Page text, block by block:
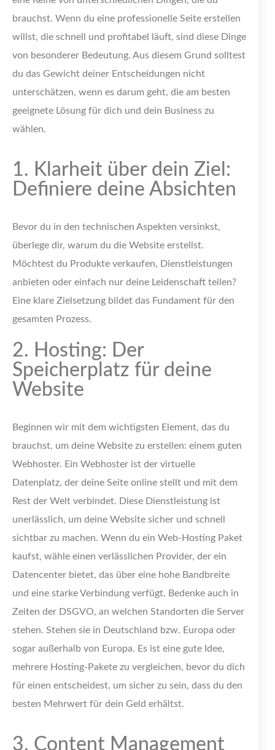
brauchst. Wenn du eine professionelle Seite erstellen
willst, die schnell und profitabel läuft, sind diese Dinge
von besonderer Bedeutung. Aus diesem Grund solltest
du das Gewicht deiner Entscheidungen nicht
unterschätzen, wenn es darum geht, die am besten
geeignete Lösung für dich und dein Business zu
wählen.
1. Klarheit über dein Ziel:
Definiere deine Absichten
Bevor du in den technischen Aspekten versinkst,
überlege dir, warum du die Website erstellst.
Möchtest du Produkte verkaufen, Dienstleistungen
anbieten oder einfach nur deine Leidenschaft teilen?
Eine klare Zielsetzung bildet das Fundament für den
gesamten Prozess.
2. Hosting: Der
Speicherplatz für deine
Website
Beginnen wir mit dem wichtigsten Element, das du
brauchst, um deine Website zu erstellen: einem guten
Webhoster. Ein Webhoster ist der virtuelle
Datenplatz, der deine Seite online stellt und mit dem
Rest der Welt verbindet. Diese Dienstleistung ist
unerlässlich, um deine Website sicher und schnell
sichtbar zu machen. Wenn du ein Web-Hosting Paket
kaufst, wähle einen verlässlichen Provider, der ein
Datencenter bietet, das über eine hohe Bandbreite
und eine starke Verbindung verfügt. Bedenke auch in
Zeiten der DSGVO, an welchen Standorten die Server
stehen. Stehen sie in Deutschland bzw. Europa oder
sogar außerhalb von Europa. Es ist eine gute Idee,
mehrere Hosting-Pakete zu vergleichen, bevor du dich
für einen entscheidest, um sicher zu sein, dass du den
besten Mehrwert für dein Geld erhältst.
3. Content Management